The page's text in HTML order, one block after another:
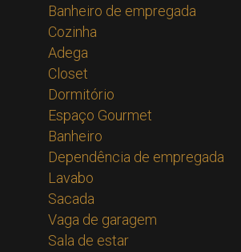
Banheiro de empregada
Cozinha
Adega
Closet
Dormitório
Espaço Gourmet
Banheiro
Dependência de empregada
Lavabo
Sacada
Vaga de garagem
Sala de estar